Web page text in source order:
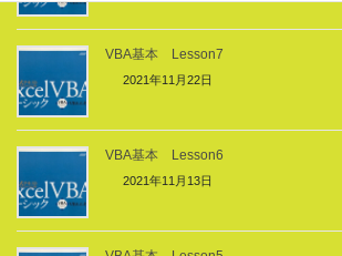
VBA基本 Lesson7
2021年11月22日
VBA基本 Lesson6
2021年11月13日